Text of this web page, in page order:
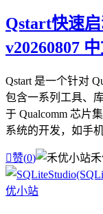
Qstart快速
v20260807
Qstart 是一个针对
包含一系列工具、
于 Qualcomm 芯片
系统的开发，如手
赞(0)